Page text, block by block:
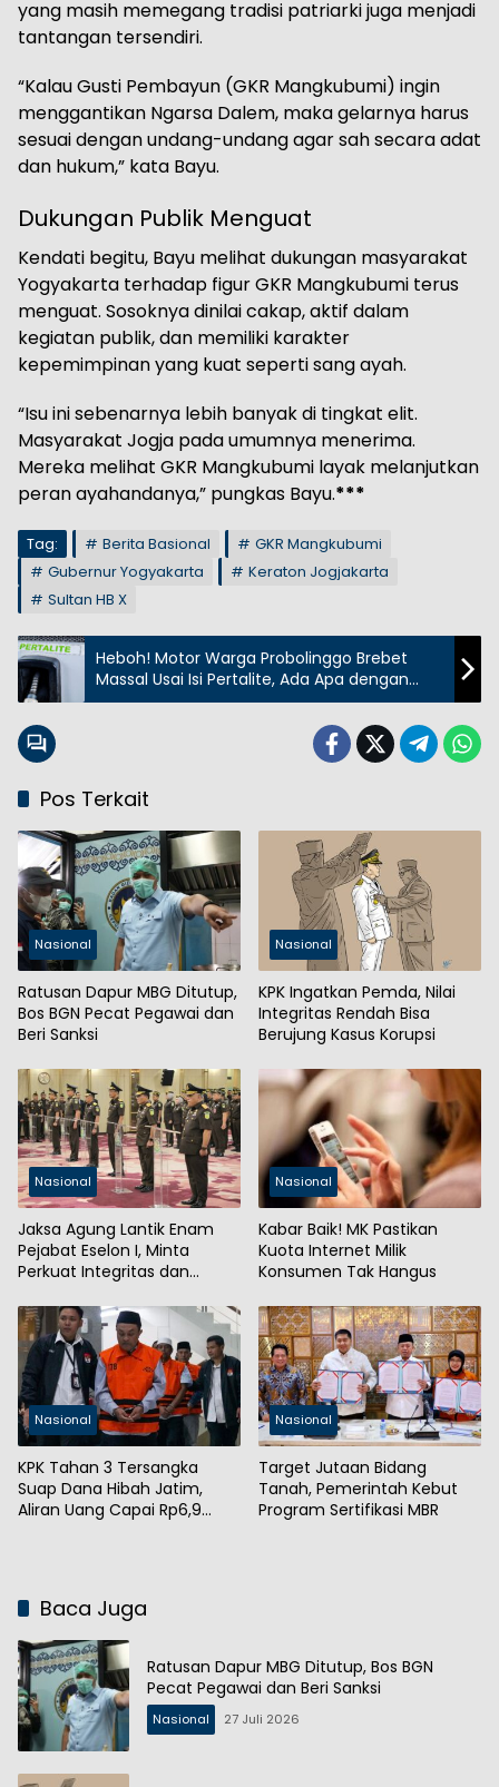
yang masih memegang tradisi patriarki juga menjadi
tantangan tersendiri.
“Kalau Gusti Pembayun (GKR Mangkubumi) ingin
menggantikan Ngarsa Dalem, maka gelarnya harus
sesuai dengan undang-undang agar sah secara adat
dan hukum,” kata Bayu.
Dukungan Publik Menguat
Kendati begitu, Bayu melihat dukungan masyarakat
Yogyakarta terhadap figur GKR Mangkubumi terus
menguat. Sosoknya dinilai cakap, aktif dalam
kegiatan publik, dan memiliki karakter
kepemimpinan yang kuat seperti sang ayah.
“Isu ini sebenarnya lebih banyak di tingkat elit.
Masyarakat Jogja pada umumnya menerima.
Mereka melihat GKR Mangkubumi layak melanjutkan
peran ayahandanya,” pungkas Bayu.***
Tag: Berita Basional
GKR Mangkubumi
Gubernur Yogyakarta
Keraton Jogjakarta
Sultan HB X
Heboh! Motor Warga Probolinggo Brebet
Massal Usai Isi Pertalite, Ada Apa dengan
BBM Ini?
Pos Terkait
Nasional
Ratusan Dapur MBG Ditutup,
Bos BGN Pecat Pegawai dan
Beri Sanksi
Nasional
KPK Ingatkan Pemda, Nilai
Integritas Rendah Bisa
Berujung Kasus Korupsi
Nasional
Jaksa Agung Lantik Enam
Pejabat Eselon I, Minta
Perkuat Integritas dan
Nasional
Kabar Baik! MK Pastikan
Kuota Internet Milik
Konsumen Tak Hangus
Nasional
KPK Tahan 3 Tersangka
Suap Dana Hibah Jatim,
Aliran Uang Capai Rp6,9
Nasional
Target Jutaan Bidang
Tanah, Pemerintah Kebut
Program Sertifikasi MBR
Baca Juga
Ratusan Dapur MBG Ditutup, Bos BGN
Pecat Pegawai dan Beri Sanksi
Nasional 27 Juli 2026